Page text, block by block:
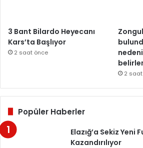
3 Bant Bilardo Heyecanı
Kars’ta Başlıyor
2 saat önce
2
Popüler Haberler
Elazığ’a Sekiz Yeni
Kazandırılıyor